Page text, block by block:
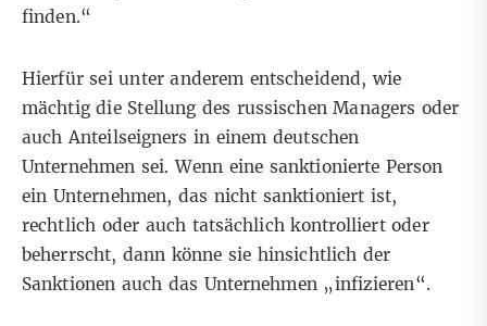
finden.“
Hierfür sei unter anderem entscheidend, wie
mächtig die Stellung des russischen Managers oder
auch Anteilseigners in einem deutschen
Unternehmen sei. Wenn eine sanktionierte Person
ein Unternehmen, das nicht sanktioniert ist,
rechtlich oder auch tatsächlich kontrolliert oder
beherrscht, dann könne sie hinsichtlich der
Sanktionen auch das Unternehmen „infizieren“.